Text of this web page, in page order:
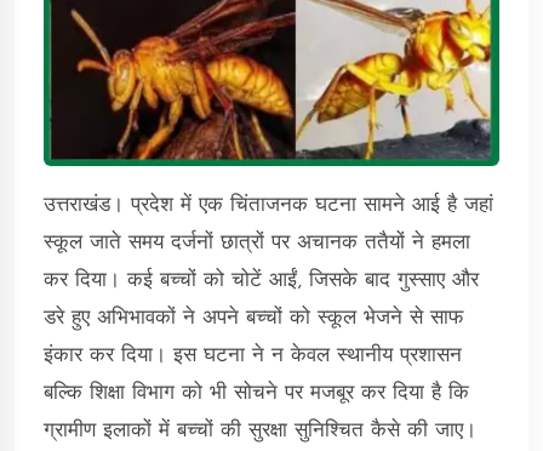
उत्तराखंड। प्रदेश में एक चिंताजनक घटना सामने आई है जहां
स्कूल जाते समय दर्जनों छात्रों पर अचानक ततैयों ने हमला
कर दिया। कई बच्चों को चोटें आईं, जिसके बाद गुस्साए और
डरे हुए अभिभावकों ने अपने बच्चों को स्कूल भेजने से साफ
इंकार कर दिया। इस घटना ने न केवल स्थानीय प्रशासन
बल्कि शिक्षा विभाग को भी सोचने पर मजबूर कर दिया है कि
ग्रामीण इलाकों में बच्चों की सुरक्षा सुनिश्चित कैसे की जाए।